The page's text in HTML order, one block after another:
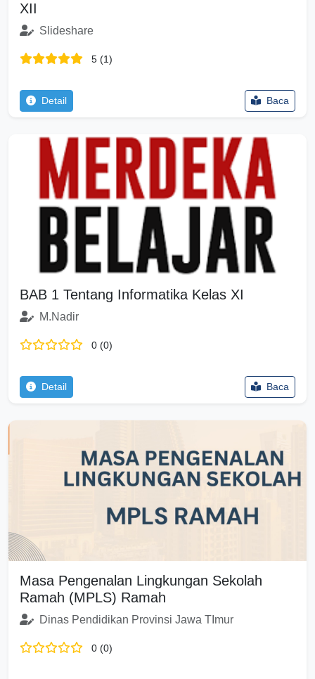
XII
Slideshare
5 (1)
Detail Baca
BAB 1 Tentang Informatika Kelas XI
M.Nadir
0 (0)
Detail Baca
Masa Pengenalan Lingkungan Sekolah
Ramah (MPLS) Ramah
Dinas Pendidikan Provinsi Jawa TImur
0 (0)